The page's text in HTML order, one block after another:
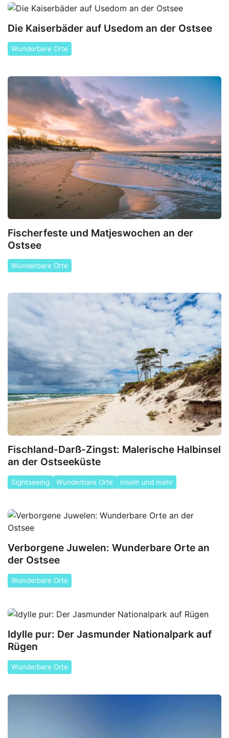
Die Kaiserbäder auf Usedom an der Ostsee
Wunderbare Orte
Fischerfeste und Matjeswochen an der
Ostsee
Wunderbare Orte
Fischland-Darß-Zingst: Malerische Halbinsel
an der Ostseeküste
Sightseeing Wunderbare Orte Inseln und mehr
Verborgene Juwelen: Wunderbare Orte an
der Ostsee
Wunderbare Orte
Idylle pur: Der Jasmunder Nationalpark auf
Rügen
Wunderbare Orte